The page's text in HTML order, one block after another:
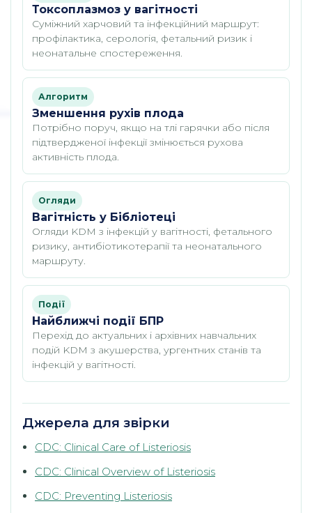
Токсоплазмоз у вагітності
Суміжний харчовий та інфекційний маршрут:
профілактика, серологія, фетальний ризик і
неонатальне спостереження.
Алгоритм
Зменшення рухів плода
Потрібно поруч, якщо на тлі гарячки або після
підтвердженої інфекції змінюється рухова
активність плода.
Огляди
Вагітність у Бібліотеці
Огляди KDM з інфекцій у вагітності, фетального
ризику, антибіотикотерапії та неонатального
маршруту.
Події
Найближчі події БПР
Перехід до актуальних і архівних навчальних
подій KDM з акушерства, ургентних станів та
інфекцій у вагітності.
Джерела для звірки
CDC: Clinical Care of Listeriosis
CDC: Clinical Overview of Listeriosis
CDC: Preventing Listeriosis